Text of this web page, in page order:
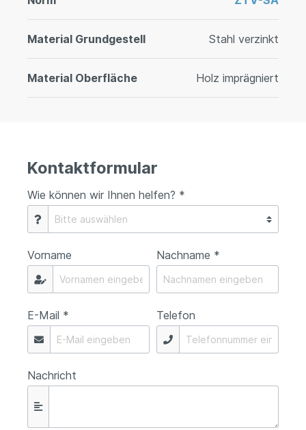
Material Grundgestell Stahl verzinkt
Material Oberfläche Holz imprägniert
Kontaktformular
Wie können wir Ihnen helfen? *
Vorname Nachname *
E-Mail * Telefon
Nachricht